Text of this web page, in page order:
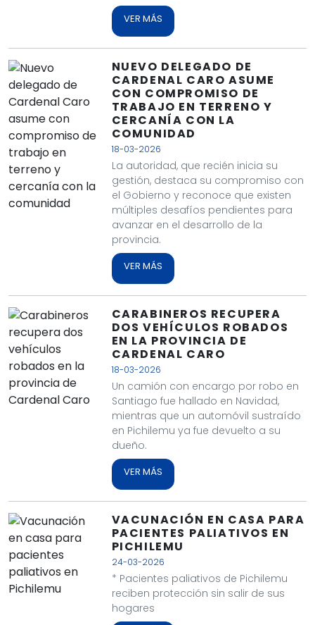
VER MÁS
NUEVO DELEGADO DE
CARDENAL CARO ASUME
CON COMPROMISO DE
TRABAJO EN TERRENO Y
CERCANÍA CON LA
COMUNIDAD
18-03-2026
La autoridad, que recién inicia su
gestión, destaca su compromiso con
el Gobierno y reconoce que existen
múltiples desafíos pendientes para
avanzar en el desarrollo de la
provincia.
VER MÁS
CARABINEROS RECUPERA
DOS VEHÍCULOS ROBADOS
EN LA PROVINCIA DE
CARDENAL CARO
18-03-2026
Un camión con encargo por robo en
Santiago fue hallado en Navidad,
mientras que un automóvil sustraído
en Pichilemu ya fue devuelto a su
dueño.
VER MÁS
VACUNACIÓN EN CASA PARA
PACIENTES PALIATIVOS EN
PICHILEMU
24-03-2026
* Pacientes paliativos de Pichilemu
reciben protección sin salir de sus
hogares